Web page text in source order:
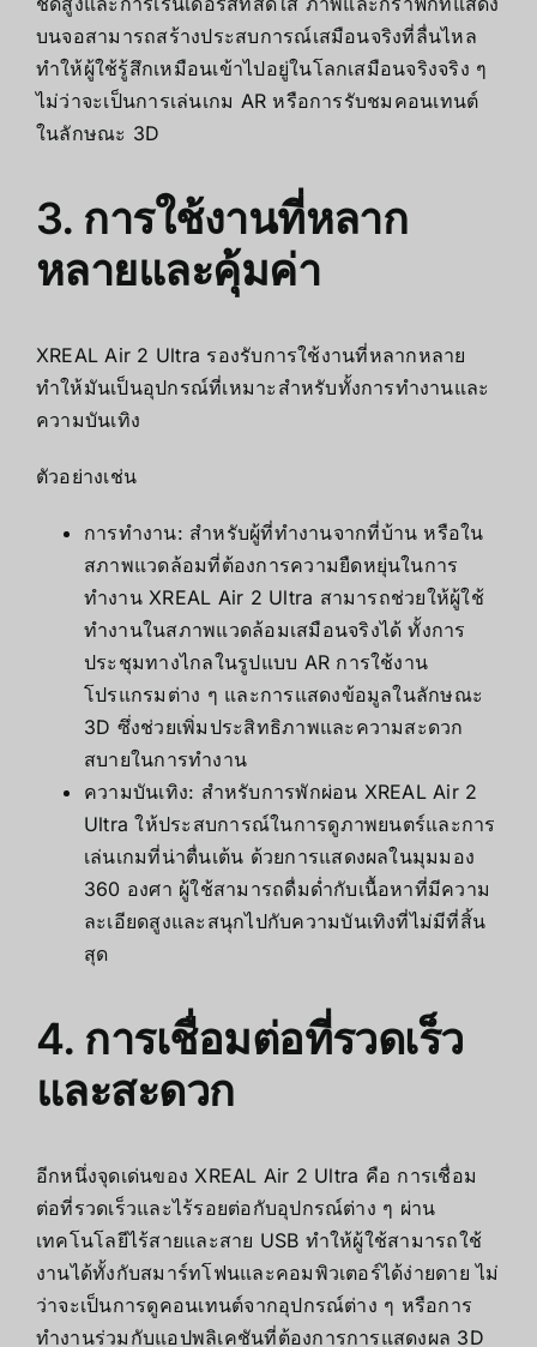
บนจอสามารถสร้างประสบการณ์เสมือนจริงที่ลื่นไหล
ทำให้ผู้ใช้รู้สึกเหมือนเข้าไปอยู่ในโลกเสมือนจริงจริง ๆ
ไม่ว่าจะเป็นการเล่นเกม AR หรือการรับชมคอนเทนต์
ในลักษณะ 3D
3. การใช้งานที่หลาก
หลายและคุ้มค่า
XREAL Air 2 Ultra รองรับการใช้งานที่หลากหลาย
ทำให้มันเป็นอุปกรณ์ที่เหมาะสำหรับทั้งการทำงานและ
ความบันเทิง
ตัวอย่างเช่น
การทำงาน: สำหรับผู้ที่ทำงานจากที่บ้าน หรือใน
สภาพแวดล้อมที่ต้องการความยืดหยุ่นในการ
ทำงานXREAL Air 2 Ultra สามารถช่วยให้ผู้ใช้
ทำงานในสภาพแวดล้อมเสมือนจริงได้ ทั้งการ
ประชุมทางไกลในรูปแบบ AR การใช้งาน
โปรแกรมต่าง ๆ และการแสดงข้อมูลในลักษณะ
3D ซึ่งช่วยเพิ่มประสิทธิภาพและความสะดวก
สบายในการทำงาน
ความบันเทิง: สำหรับการพักผ่อน XREAL Air 2
Ultra ให้ประสบการณ์ในการดูภาพยนตร์และการ
เล่นเกมที่น่าตื่นเต้น ด้วยการแสดงผลในมุมมอง
360 องศา ผู้ใช้สามารถดื่มด่ำกับเนื้อหาที่มีความ
ละเอียดสูงและสนุกไปกับความบันเทิงที่ไม่มีที่สิ้น
สุด
4. การเชื่อมต่อที่รวดเร็ว
และสะดวก
อีกหนึ่งจุดเด่นของ XREAL Air 2 Ultra คือ การเชื่อม
ต่อที่รวดเร็วและไร้รอยต่อกับอุปกรณ์ต่าง ๆ ผ่าน
เทคโนโลยีไร้สายและสาย USB ทำให้ผู้ใช้สามารถใช้
งานได้ทั้งกับสมาร์ทโฟนและคอมพิวเตอร์ได้ง่ายดาย ไม่
ว่าจะเป็นการดูคอนเทนต์จากอุปกรณ์ต่าง ๆ หรือการ
ทำงานร่วมกับแอปพลิเคชันที่ต้องการการแสดงผล 3D